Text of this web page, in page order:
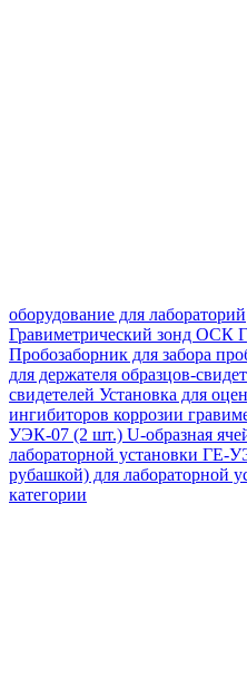
оборудование для лабораторий
Гравиметрический зонд ОСК
Пробозаборник для забора
для держателя образцов-
свидетелей Установка для
ингибиторов коррозии
УЭК-07 (2 шт.) U-образная
лабораторной установки ГЕ-
рубашкой) для лабораторной
категории